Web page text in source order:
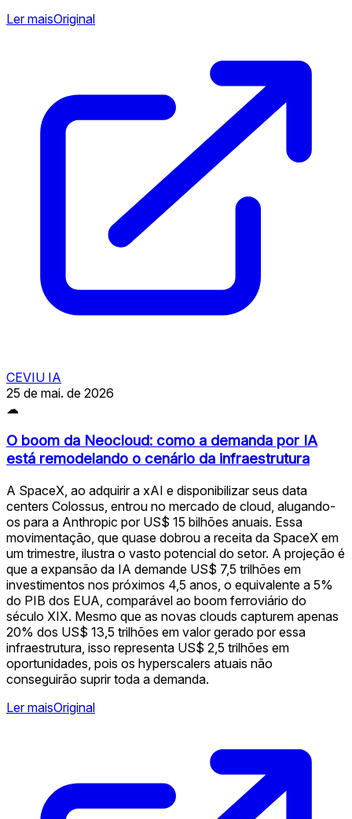
Ler maisOriginal
CEVIU IA
25 de mai. de 2026
☁
O boom da Neocloud: como a demanda por IA
está remodelando o cenário da infraestrutura
A SpaceX, ao adquirir a xAI e disponibilizar seus data
centers Colossus, entrou no mercado de cloud, alugando-
os para a Anthropic por US$ 15 bilhões anuais. Essa
movimentação, que quase dobrou a receita da SpaceX em
um trimestre, ilustra o vasto potencial do setor. A projeção é
que a expansão da IA demande US$ 7,5 trilhões em
investimentos nos próximos 4,5 anos, o equivalente a 5%
do PIB dos EUA, comparável ao boom ferroviário do
século XIX. Mesmo que as novas clouds capturem apenas
20% dos US$ 13,5 trilhões em valor gerado por essa
infraestrutura, isso representa US$ 2,5 trilhões em
oportunidades, pois os hyperscalers atuais não
conseguirão suprir toda a demanda.
Ler maisOriginal